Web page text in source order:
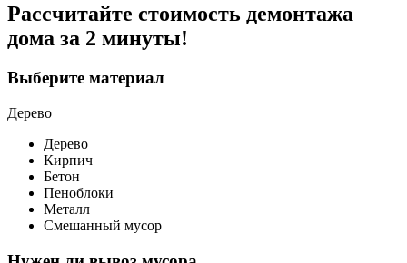
Рассчитайте стоимость демонтажа
дома за 2 минуты!
Выберите материал
Дерево
Дерево
Кирпич
Бетон
Пеноблоки
Металл
Смешанный мусор